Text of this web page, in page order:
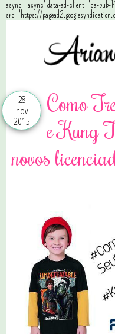
async='async' data-ad-client='ca-
src='https://
28
nov
2015
Como
e Kung
novos